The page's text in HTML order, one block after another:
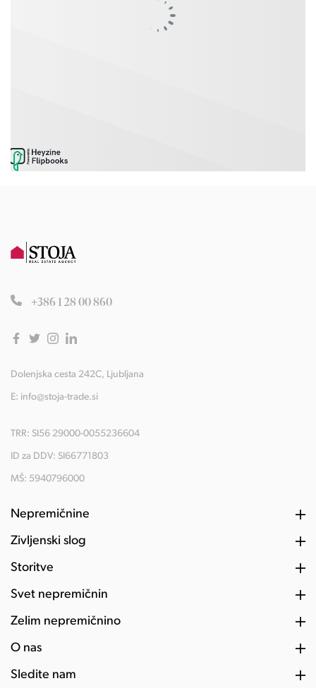
+386 1 28 00 860
Dolenjska cesta 242C, Ljubljana
E: info@stoja-trade.si
TRR: SI56 29000-0055236604
ID za DDV: SI66771803
MŠ: 5940796000
Nepremičnine
Življenski slog
Storitve
Svet nepremičnin
Želim nepremičnino
O nas
Sledite nam